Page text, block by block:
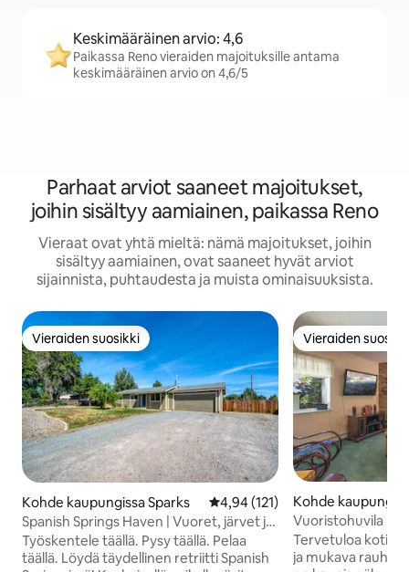
Keskimääräinen arvio: 4,6
Paikassa Reno vieraiden majoituksille antama
keskimääräinen arvio on 4,6/5
Parhaat arviot saaneet majoitukset,
joihin sisältyy aamiainen, paikassa Reno
Vieraat ovat yhtä mieltä: nämä majoitukset, joihin
sisältyy aamiainen, ovat saaneet hyvät arviot
sijainnista, puhtaudesta ja muista ominaisuuksista.
Vieraiden suosikki
Vieraiden suosikki
Kohde kaupungissa Sparks Keskimääräinen arvio 4,94/5,
4,94 (121)
Spanish Springs Haven | Vuoret, järvet ja
mukavuus
Työskentele täällä. Pysy täällä. Pelaa
täällä. Löydä täydellinen retriitti Spanish
Vieraiden
Vieraiden
Kohde
Village
Vuoristohuvila
Tahoejärveä
Tervetuloa
ja mukava